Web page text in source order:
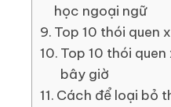
học ngoại ngữ
Top 10 thói quen
Top 10 thói
bây giờ
Cách để loại bỏ